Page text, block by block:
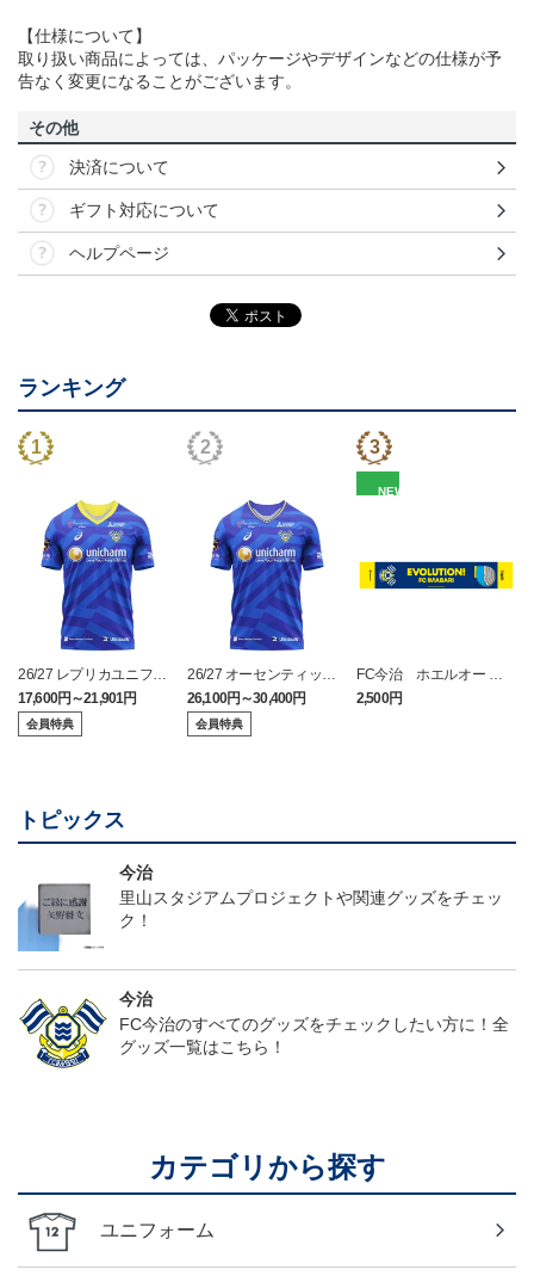
【仕様について】
取り扱い商品によっては、パッケージやデザインなどの仕様が予
告なく変更になることがございます。
その他
決済について
ギフト対応について
ヘルプページ
ランキング
26/27 レプリカユニフォ
ーム(FP1st)
17,600円～21,901円
会員特典
26/27 オーセンティック
ユニフォーム(FP1st)
26,100円～30,400円
会員特典
NEW
FC今治 ホエルオー タ
オルマフラー
2,500円
トピックス
今治
里山スタジアムプロジェクトや関連グッズをチェッ
ク！
今治
FC今治のすべてのグッズをチェックしたい方に！全
グッズ一覧はこちら！
カテゴリから探す
ユニフォーム